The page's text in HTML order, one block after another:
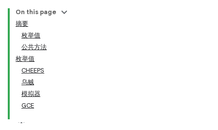
On this page
摘要
枚举值
公共方法
枚举值
CHEEPS
乌贼
模拟器
GCE